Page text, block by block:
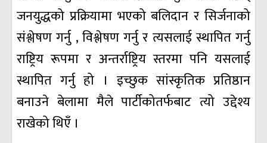
जनयुद्धको प्रक्रियामा भएको बलिदान र सिर्जनाको
संश्लेषण गर्नु , विश्लेषण गर्नु र त्यसलाई स्थापित गर्नु
राष्ट्रिय रूपमा र अन्तर्राष्ट्रिय स्तरमा पनि यसलाई
स्थापित गर्नु हो । इच्छुक सांस्कृतिक प्रतिष्ठान
बनाउने बेलामा मैले पार्टीकोतर्फबाट त्यो उद्देश्य
राखेको थिएँ ।